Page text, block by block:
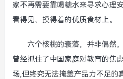
家不再需要靠喝糖水来寻求心理
看得见、摸得着的优质食材上。
六个核桃的衰落，并非偶然
曾经抓住了中国家庭对教育的焦
场,但终究无法掩盖产品力不足的